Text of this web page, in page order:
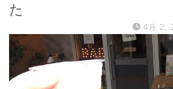
た
4月 2,